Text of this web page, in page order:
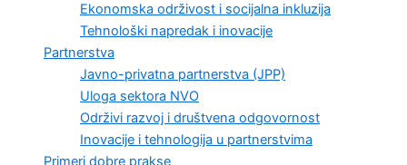
Ekonomska održivost i socijalna inkluzija
Tehnološki napredak i inovacije
Partnerstva
Javno-privatna partnerstva (JPP)
Uloga sektora NVO
Održivi razvoj i društvena odgovornost
Inovacije i tehnologija u partnerstvima
Primeri dobre prakse